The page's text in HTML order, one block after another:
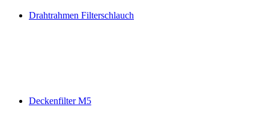
Drahtrahmen Filterschlauch
Deckenfilter M5